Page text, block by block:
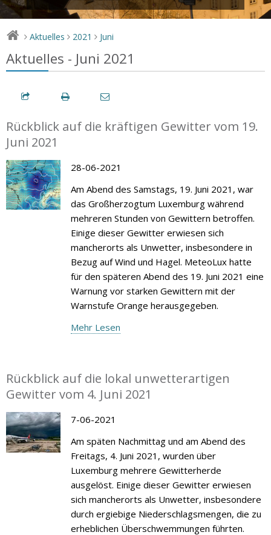
> Aktuelles > 2021 > Juni
Aktuelles - Juni 2021
Rückblick auf die kräftigen Gewitter vom 19.
Juni 2021
28-06-2021
Am Abend des Samstags, 19. Juni 2021, war
das Großherzogtum Luxemburg während
mehreren Stunden von Gewittern betroffen.
Einige dieser Gewitter erwiesen sich
mancherorts als Unwetter, insbesondere in
Bezug auf Wind und Hagel. MeteoLux hatte
für den späteren Abend des 19. Juni 2021 eine
Warnung vor starken Gewittern mit der
Warnstufe Orange herausgegeben.
Mehr Lesen
Rückblick auf die lokal unwetterartigen
Gewitter vom 4. Juni 2021
7-06-2021
Am späten Nachmittag und am Abend des
Freitags, 4. Juni 2021, wurden über
Luxemburg mehrere Gewitterherde
ausgelöst. Einige dieser Gewitter erwiesen
sich mancherorts als Unwetter, insbesondere
durch ergiebige Niederschlagsmengen, die zu
erheblichen Überschwemmungen führten.